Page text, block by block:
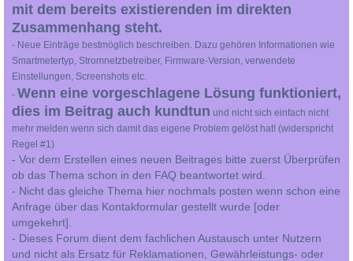
mit dem bereits existierenden im direkten
Zusammenhang steht.
- Neue Einträge bestmöglich beschreiben. Dazu gehören Informationen wie
Smartmetertyp, Stromnetzbetreiber, Firmware-Version, verwendete
Einstellungen, Screenshots etc.
- Wenn eine vorgeschlagene Lösung funktioniert,
dies im Beitrag auch kundtun und nicht sich einfach nicht
mehr melden wenn sich damit das eigene Problem gelöst hat! (widerspricht
Regel #1)
- Vor dem Erstellen eines neuen Beitrages bitte zuerst Überprüfen
ob das Thema schon in den FAQ beantwortet wird.
- Nicht das gleiche Thema hier nochmals posten wenn schon eine
Anfrage über das Kontakformular gestellt wurde [oder
umgekehrt].
- Dieses Forum dient dem fachlichen Austausch unter Nutzern
und nicht als Ersatz für Reklamationen, Gewährleistungs- oder